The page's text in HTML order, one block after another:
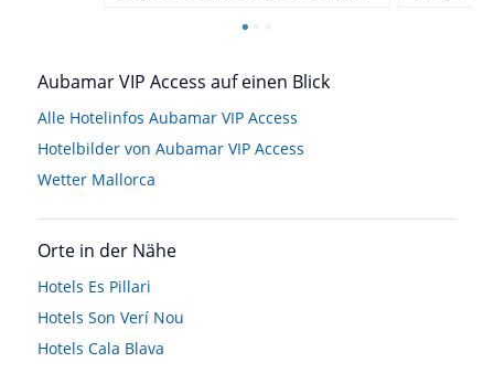
Aubamar VIP Access auf einen Blick
Alle Hotelinfos Aubamar VIP Access
Hotelbilder von Aubamar VIP Access
Wetter Mallorca
Orte in der Nähe
Hotels Es Pillari
Hotels Son Verí Nou
Hotels Cala Blava